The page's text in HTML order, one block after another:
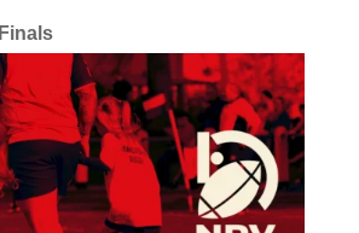
Finals